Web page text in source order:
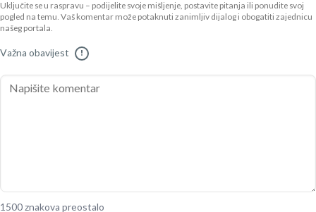
Uključite se u raspravu – podijelite svoje mišljenje, postavite pitanja ili ponudite svoj
pogled na temu. Vaš komentar može potaknuti zanimljiv dijalog i obogatiti zajednicu
našeg portala.
Važna obavijest !
1500 znakova preostalo